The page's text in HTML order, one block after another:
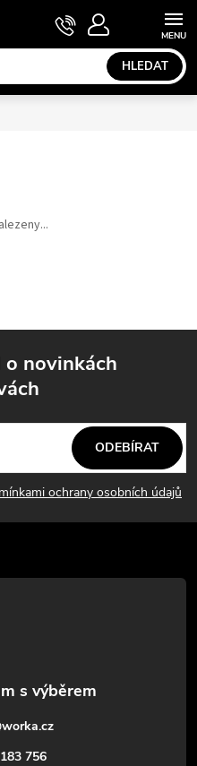
HLEDAT
NÁKUPNÍ
KOŠÍK
novinkách
ochrany osobních údajů
ODEBÍRAT
worka.cz
756